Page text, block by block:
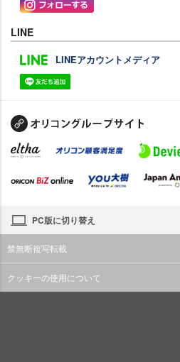
LINE
LINEアカウントメディア
PC版に切り替え
禁無断複写転載
クッキーの使用について